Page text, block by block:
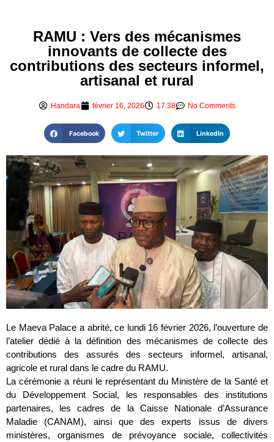
RAMU : Vers des mécanismes
innovants de collecte des
contributions des secteurs informel,
artisanal et rural
Handara février 16, 2026 17:38 No Comments
Facebook Twitter LinkedIn
Le Maeva Palace a abrité, ce lundi 16 février 2026, l’ouverture de
l’atelier dédié à la définition des mécanismes de collecte des
contributions des assurés des secteurs informel, artisanal,
agricole et rural dans le cadre du RAMU.
La cérémonie a réuni le représentant du Ministère de la Santé et
du Développement Social, les responsables des institutions
partenaires, les cadres de la Caisse Nationale d’Assurance
Maladie (CANAM), ainsi que des experts issus de divers
ministères, organismes de prévoyance sociale, collectivités